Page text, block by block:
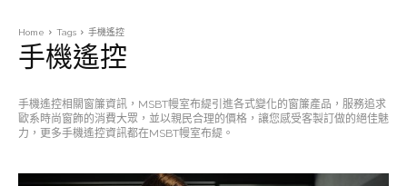
Home Tags 手機遙控
手機遙控
手機遙控相關窗簾資訊，MSBT幔室布緹引進各式變化的窗簾產品，服務追求
歐系時尚窗飾的消費大眾，並以親民合理的價格，讓您感受客製訂做的絕佳魅
力，更多手機遙控資訊都在MSBT幔室布緹。